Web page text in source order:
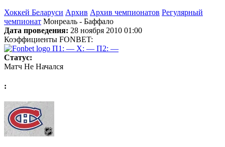
Хоккей Беларуси Архив Архив чемпионатов Регулярный
чемпионат Монреаль - Баффало
Дата проведения: 28 ноября 2010 01:00
Коэффициенты FONBET:
П1: — X: — П2: —
Статус:
Матч Не Начался
: